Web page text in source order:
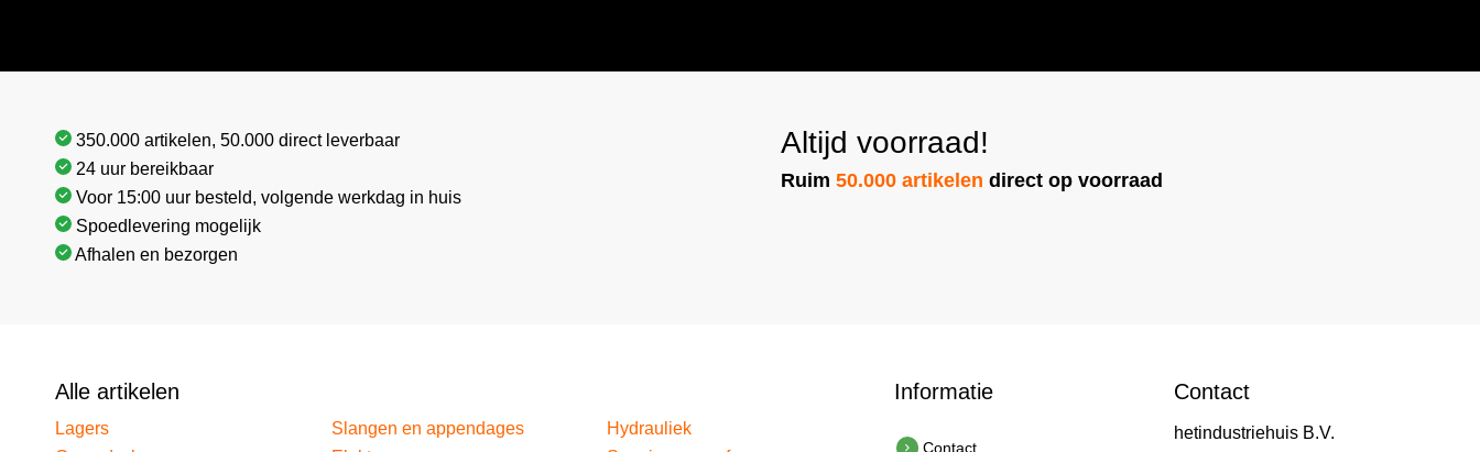
350.000 artikelen, 50.000 direct leverbaar
24 uur bereikbaar
Voor 15:00 uur besteld, volgende werkdag in huis
Spoedlevering mogelijk
Afhalen en bezorgen
Altijd voorraad!
Ruim50.000 artikelen direct op voorraad
Alle artikelen
Lagers
Slangen en appendages
Hydrauliek
Informatie
Contact
Contact
hetindustriehuis B.V.